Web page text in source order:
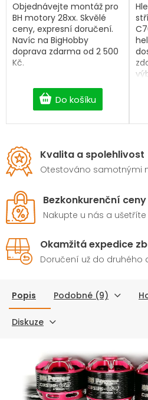
Do košíku
Objednávejte montáž pro
BH motory 28xx. Skvělé
ceny, expresní doručení.
Navíc na BigHobby
doprava zdarma od 2 500
Kč.
Kvalita a spolehlivost
Otestováno samotnými
Bezkonkurenční ceny
Nakupte u nás a ušetříte
Okamžitá expedice
Doručení už do druhého
Popis Podobné (9)
Diskuze